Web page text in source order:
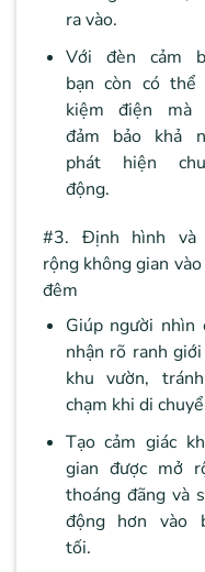
ra vào.
Với đèn cảm
bạn còn có
kiệm điện mà
đảm bảo khả
phát hiện
động.
#3. Định hình và
rộng không gian vào
đêm
Giúp người nhìn
nhận rõ ranh
khu vườn,
chạm khi di
Tạo cảm giác
gian được mở
thoáng đãng và
động hơn vào
tối.